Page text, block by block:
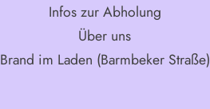
Infos zur Abholung
Über uns
Brand im Laden (Barmbeker Straße)